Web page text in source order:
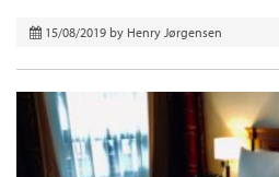
15/08/2019 by Henry Jørgensen